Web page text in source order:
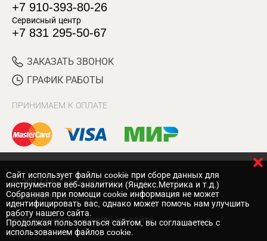
+7 910-393-80-26
Сервисный центр
+7 831 295-50-67
ЗАКАЗАТЬ ЗВОНОК
ГРАФИК РАБОТЫ
ПРИНИМАЕМ К ОПЛАТЕ
© 2017 Магазин Хозяин
Нижний Новгород
Вебмеханика — создание сайта
Cайт использует файлы cookie при сборе данных для
инструментов веб-аналитики (Яндекс.Метрика и т.д.)
Собранная при помощи cookie информация не может
идентифицировать вас, однако может помочь нам улучшить
работу нашего сайта.
Продолжая пользоваться сайтом, вы соглашаетесь с
использованием файлов cookie.